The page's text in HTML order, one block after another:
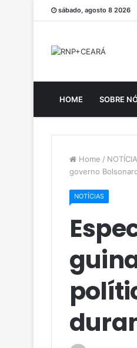
sábado, agosto 8 2026
HOME SOBRE
Home /
governo
NOTÍCIAS